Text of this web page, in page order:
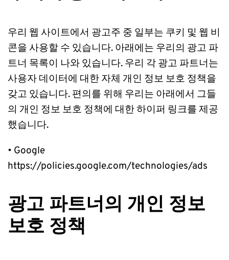
우리 웹 사이트에서 광고주 중 일부는 쿠키 및 웹 비
콘을 사용할 수 있습니다. 아래에는 우리의 광고 파
트너 목록이 나와 있습니다. 우리 각 광고 파트너는
사용자 데이터에 대한 자체 개인 정보 보호 정책을
갖고 있습니다. 편의를 위해 우리는 아래에서 그들
의 개인 정보 보호 정책에 대한 하이퍼 링크를 제공
했습니다.
• Google
https://policies.google.com/technologies/ads
광고 파트너의 개인 정보
보호 정책